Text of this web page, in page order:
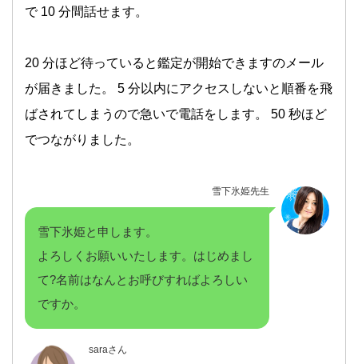
で 10 分間話せます。
20 分ほど待っていると鑑定が開始できますのメール
が届きました。 5 分以内にアクセスしないと順番を飛
ばされてしまうので急いで電話をします。 50 秒ほど
でつながりました。
雪下氷姫先生
雪下氷姫と申します。
よろしくお願いいたします。はじめまし
て?名前はなんとお呼びすればよろしい
ですか。
saraさん